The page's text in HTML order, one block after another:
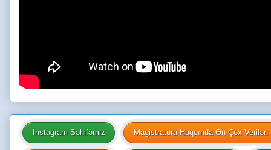
İnstagram Səhifəmiz Magistratura Haqqında Ən Çox Verilən